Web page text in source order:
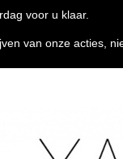
voor u klaar.
van onze acties,